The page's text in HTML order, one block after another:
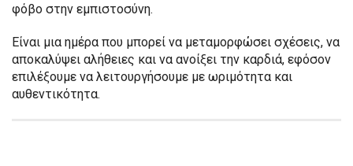
φόβο στην εμπιστοσύνη.
Είναι μια ημέρα που μπορεί να μεταμορφώσει σχέσεις, να
αποκαλύψει αλήθειες και να ανοίξει την καρδιά, εφόσον
επιλέξουμε να λειτουργήσουμε με ωριμότητα και
αυθεντικότητα.